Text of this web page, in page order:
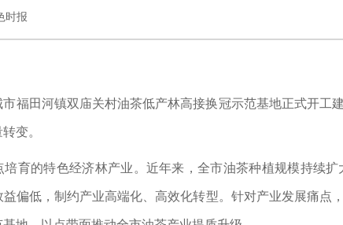
时报
福田河镇双庙关村油茶低产林高接换冠示范基地正式开
变。
培育的特色经济林产业。近年来，全市油茶种植规模持续
偏低，制约产业高端化、高效化转型。针对产业发展痛